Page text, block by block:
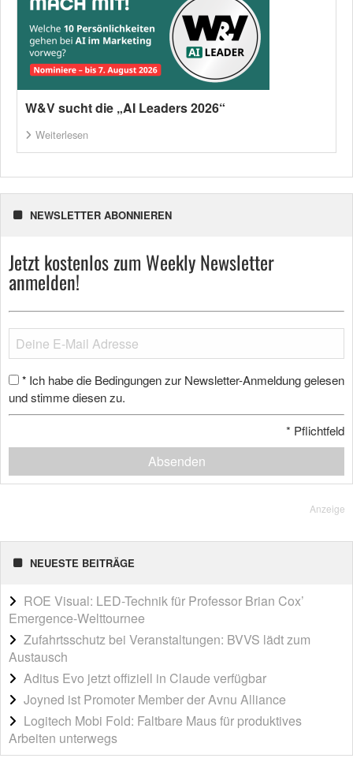
W&V sucht die „AI Leaders 2026“
Weiterlesen
NEWSLETTER ABONNIEREN
Jetzt kostenlos zum Weekly Newsletter
anmelden!
* Ich habe die Bedingungen zur Newsletter-Anmeldung gelesen
und stimme diesen zu.
* Pflichtfeld
Absenden
Anzeige
NEUESTE BEITRÄGE
ROE Visual: LED-Technik für Professor Brian Cox’
Emergence-Welttournee
Zufahrtsschutz bei Veranstaltungen: BVVS lädt zum
Austausch
Aditus Evo jetzt offiziell in Claude verfügbar
Joyned ist Promoter Member der Avnu Alliance
Logitech Mobi Fold: Faltbare Maus für produktives
Arbeiten unterwegs